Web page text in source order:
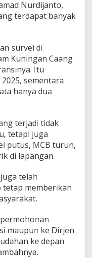
Nurdijanto,
terdapat banyak
survei di
Kuningan Caang
Itu
sementara
hanya dua
terjadi tidak
tetapi juga
putus, MCB turun,
di lapangan.
telah
memberikan
maupun ke Dirjen
ke depan